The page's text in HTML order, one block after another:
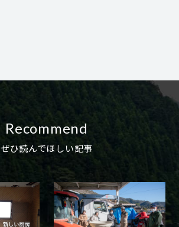
Recommend
ぜひ読んでほしい記事